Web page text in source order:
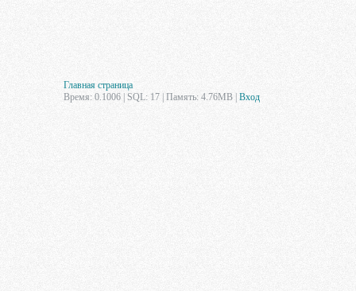
Главная страница
Время: 0.1006 | SQL: 17 | Память: 4.76MB Вход